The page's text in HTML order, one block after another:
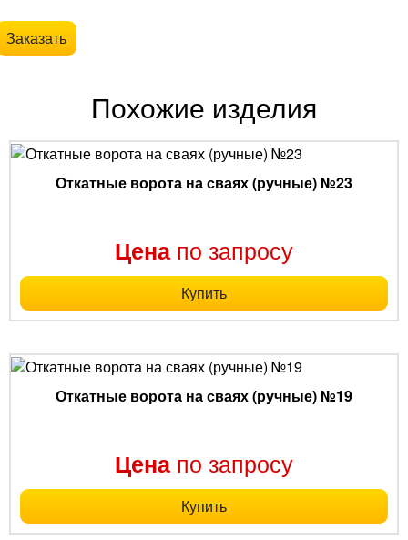
Заказать
Похожие изделия
Откатные ворота на сваях (ручные) №23
Цена по запросу
Купить
Откатные ворота на сваях (ручные) №19
Цена по запросу
Купить